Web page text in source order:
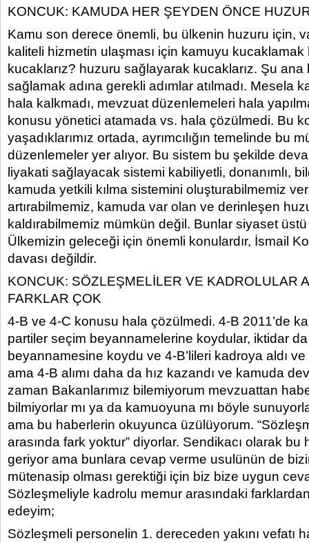
KONCUK: KAMUDA HER ŞEYDEN ÖNCE
Kamu son derece önemli, bu ülkenin huzuru için,
kaliteli hizmetin ulaşması için kamuyu kucaklamak
kucaklarız? huzuru sağlayarak kucaklarız. Şu
sağlamak adına gerekli adımlar atılmadı. Mesela
hala kalkmadı, mevzuat düzenlemeleri hala
konusu yönetici atamada vs. hala çözülmedi. Bu
yaşadıklarımız ortada, ayrımcılığın temelinde bu
düzenlemeler yer alıyor. Bu sistem bu şekilde
liyakati sağlayacak sistemi kabiliyetli, donanımlı,
kamuda yetkili kılma sistemini oluşturabilmemiz
artırabilmemiz, kamuda var olan ve derinleşen
kaldırabilmemiz mümkün değil. Bunlar siyaset üstü
Ülkemizin geleceği için önemli konulardır, İsmail
davası değildir.
KONCUK: SÖZLEŞMELİLER VE KADROLULAR
FARKLAR ÇOK
4-B ve 4-C konusu hala çözülmedi. 4-B 2011’de
partiler seçim beyannamelerine koydular, iktidar
beyannamesine koydu ve 4-B’lileri kadroya aldı ve
ama 4-B alımı daha da hız kazandı ve kamuda
zaman Bakanlarımız bilemiyorum mevzuattan
bilmiyorlar mı ya da kamuoyuna mı böyle
ama bu haberlerin okuyunca üzülüyorum.
arasında fark yoktur” diyorlar. Sendikacı olarak bu
geriyor ama bunlara cevap verme usulünün de
mütenasip olması gerektiği için biz bize uygun
Sözleşmeliyle kadrolu memur arasındaki farklardan
edeyim;
Sözleşmeli personelin 1. dereceden yakını vefatı